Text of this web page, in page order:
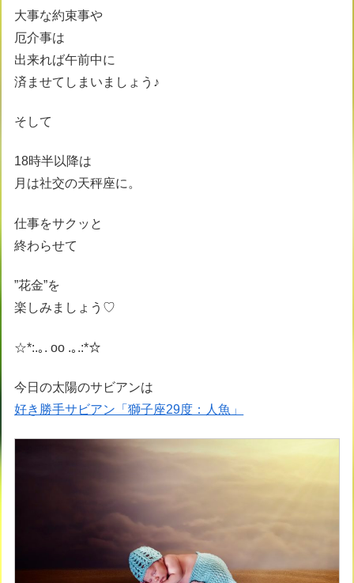
大事な約束事や
厄介事は
出来れば午前中に
済ませてしまいましょう♪
そして
18時半以降は
月は社交の天秤座に。
仕事をサクッと
終わらせて
”花金”を
楽しみましょう♡
☆*:.｡. oo .｡.:*☆
今日の太陽のサビアンは
好き勝手サビアン「獅子座29度：人魚」